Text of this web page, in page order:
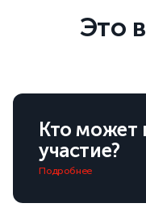
Это
Кто может
участие?
Подробнее